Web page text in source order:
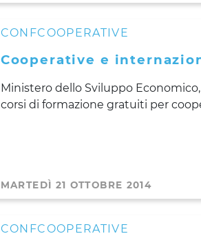
CONFCOOPERATIVE
Cooperative e
Ministero dello Sviluppo
corsi di formazione gratuiti per
MARTEDÌ 21 OTTOBRE 2014
CONFCOOPERATIVE